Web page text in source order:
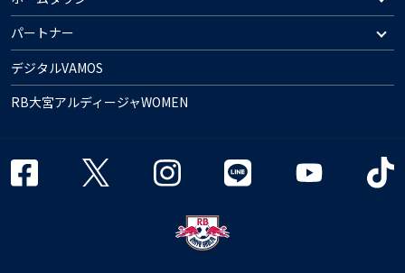
パートナー
デジタルVAMOS
RB大宮アルディージャWOMEN